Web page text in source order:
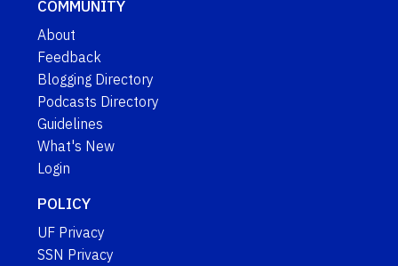
COMMUNITY
About
Feedback
Blogging Directory
Podcasts Directory
Guidelines
What's New
Login
POLICY
UF Privacy
SSN Privacy